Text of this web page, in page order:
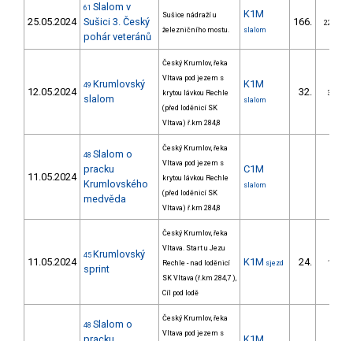
25.05.2024
61 Slalom v
Sušici 3. Český
pohár veteránů
Sušice nádraží u
železničního mostu.
K1M
slalom
166. 22/ZM
12.05.2024
49 Krumlovský
slalom
Český Krumlov, řeka
Vltava pod jezem s
krytou lávkou Rechle
(před loděnicí SK
Vltava) ř.km 284,8
K1M
slalom
32. 3/ZM
11.05.2024
48 Slalom o
pracku
Krumlovského
medvěda
Český Krumlov, řeka
Vltava pod jezem s
krytou lávkou Rechle
(před loděnicí SK
Vltava) ř.km 284,8
C1M
slalom
11.05.2024
45 Krumlovský
sprint
Český Krumlov, řeka
Vltava. Start u Jezu
Rechle - nad loděnicí
SK Vltava (ř.km 284,7 ),
Cíl pod lodě
K1M sjezd 24. 1/ZM
48 Slalom o
Český Krumlov, řeka
Vltava pod jezem s